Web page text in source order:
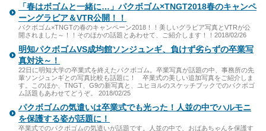
「春はボゴムと一緒に…」パクボゴム×TNGT2018春のキャンペ
ーングラビア＆VTR公開！！
パクボゴム×TNGTの春のキャンペーン2018！！美しいグラビア写真とVTRが公
開されました～！！そのほかの話題とあわせて、ご紹介します！！2018/02/26
明知パクボゴムVS成均館ソンジュンギ、負けず劣らずの卒業写
真対決～！
22日に明知大学の卒業式を終えたパクボゴム。卒業写真が話題の中、事務所の先
輩ソンジュンギとの写真比較も話題に！ 卒業式の美しい追加写真をご紹介しま
す。このほか、TNGT、G9の新写真と、ユヒヨルのスケッチブックでのパクボゴ
ム話題もあわせてどうぞ。 2018/02/25
パクボゴムの気遣いは卒業式でも光った！人並の中でハルモニ
を保護する姿が話題に！
卒業式でのパクボゴムの気遣いが話題です。人並の中で、おばあちゃんを保護す